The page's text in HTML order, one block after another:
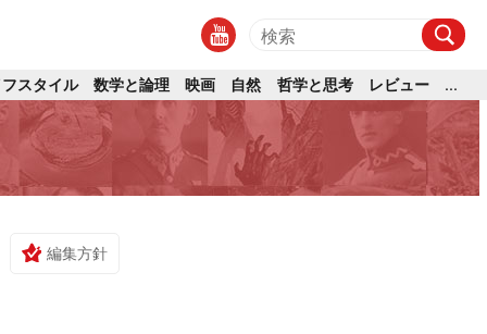
スタイル 数学と論理 映画 自然 哲学と思考 レビュー
...
編集方針